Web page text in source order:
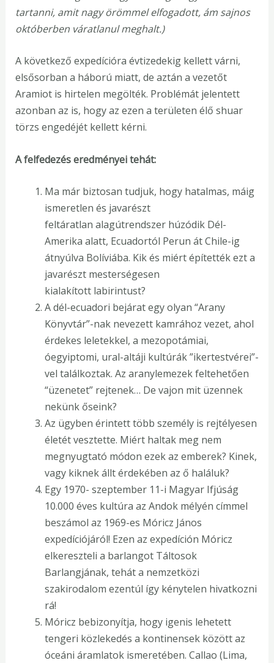
tartanni, amit nagy örömmel elfogadott, ám sajnos
októberben váratlanul meghalt.)
A következő expedícióra évtizedekig kellett várni,
elsősorban a háború miatt, de aztán a vezetőt
Aramiot is hirtelen megölték. Problémát jelentett
azonban az is, hogy az ezen a területen élő shuar
törzs engedéjét kellett kérni.
A felfedezés eredményei tehát:
Ma már biztosan tudjuk, hogy hatalmas, máig
ismeretlen és javarészt
feltáratlan alagútrendszer húzódik Dél-
Amerika alatt, Ecuadortól Perun át Chile-ig
átnyúlva Bolíviába. Kik és miért építették ezt a
javarészt mesterségesen
kialakított labirintust?
A dél-ecuadori bejárat egy olyan “Arany
Könyvtár”-nak nevezett kamrához vezet, ahol
érdekes leletekkel, a mezopotámiai,
óegyiptomi, ural-altáji kultúrák ”ikertestvérei”-
vel találkoztak. Az aranylemezek feltehetően
“üzenetet” rejtenek… De vajon mit üzennek
nekünk őseink?
Az ügyben érintett több személy is rejtélyesen
életét vesztette. Miért haltak meg nem
megnyugtató módon ezek az emberek? Kinek,
vagy kiknek állt érdekében az ő haláluk?
Egy 1970- szeptember 11-i Magyar Ifjúság
10.000 éves kultúra az Andok mélyén címmel
beszámol az 1969-es Móricz János
expedíciójáról! Ezen az expedíción Móricz
elkereszteli a barlangot Táltosok
Barlangjának, tehát a nemzetközi
szakirodalom ezentúl így kénytelen hivatkozni
rá!
Móricz bebizonyítja, hogy igenis lehetett
tengeri közlekedés a kontinensek között az
óceáni áramlatok ismeretében. Callao (Lima,